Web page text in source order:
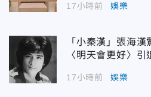
17小時前 娛樂
「小秦漢」張海
〈明天會更好〉引
17小時前 娛樂